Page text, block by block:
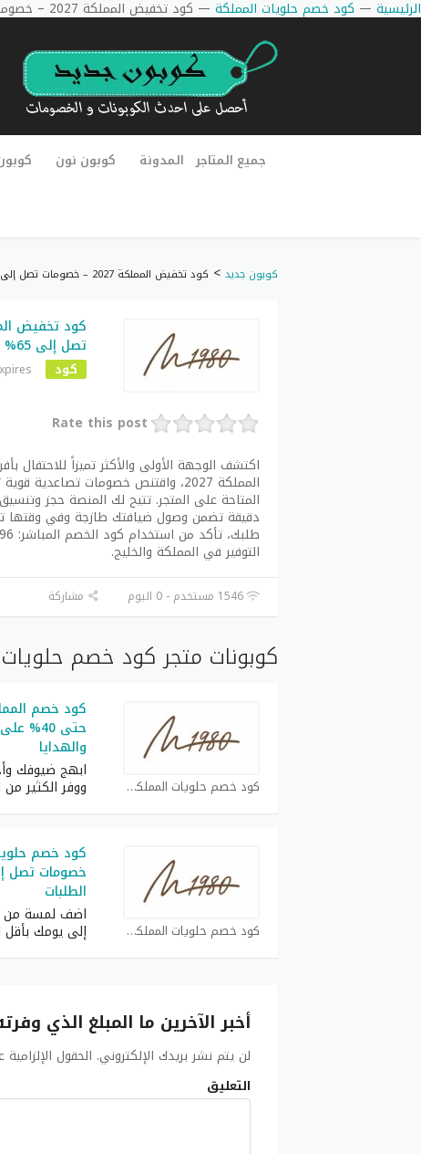
الرئيسية — كود خصم حلويات المملكة — كود تخفيض المملكة 2027 – خصومات تصل إلى 65% على عروض المناسبات
جميع المتاجر المدونة كوبون نون
كوبون جديد > كود تخفيض المملكة 2027 – خصومات تصل إلى 65% على عروض المناسبات
تصل إلى 65% على عروض المناسبات
كود
Rate this post
اكتشف الوجهة الأولى والأكثر تميزاً للاحتفال
المتاحة على المتجر. تتيح لك المنصة حجز
دقيقة تضمن وصول ضيافتك طازجة وفي وقتها
التوفير في المملكة والخليج.
1546 مستخدم - 0 اليوم مشاركة
كوبونات متجر كود خصم
كود خصم حلويات المملكة كوبون
حتى
والهدايا
ابهج ضيوفك
ووفر الكثير
كود خصم حلويات المملكة كوبون
الطلبات
اضف لمسة من
إلى يومك بأقل
أخبر الآخرين ما المبلغ الذي
لن يتم نشر بريدك الإلكتروني. الحقول
التعليق